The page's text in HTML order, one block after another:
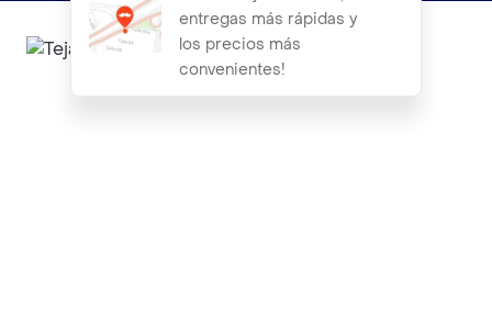
entregas más rápidas y
los precios más
convenientes!